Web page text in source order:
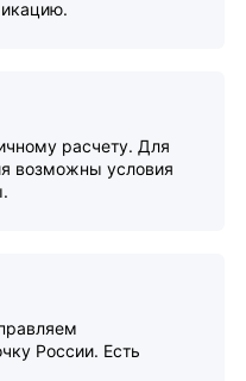
расчету. Для
возможны условия
России. Есть